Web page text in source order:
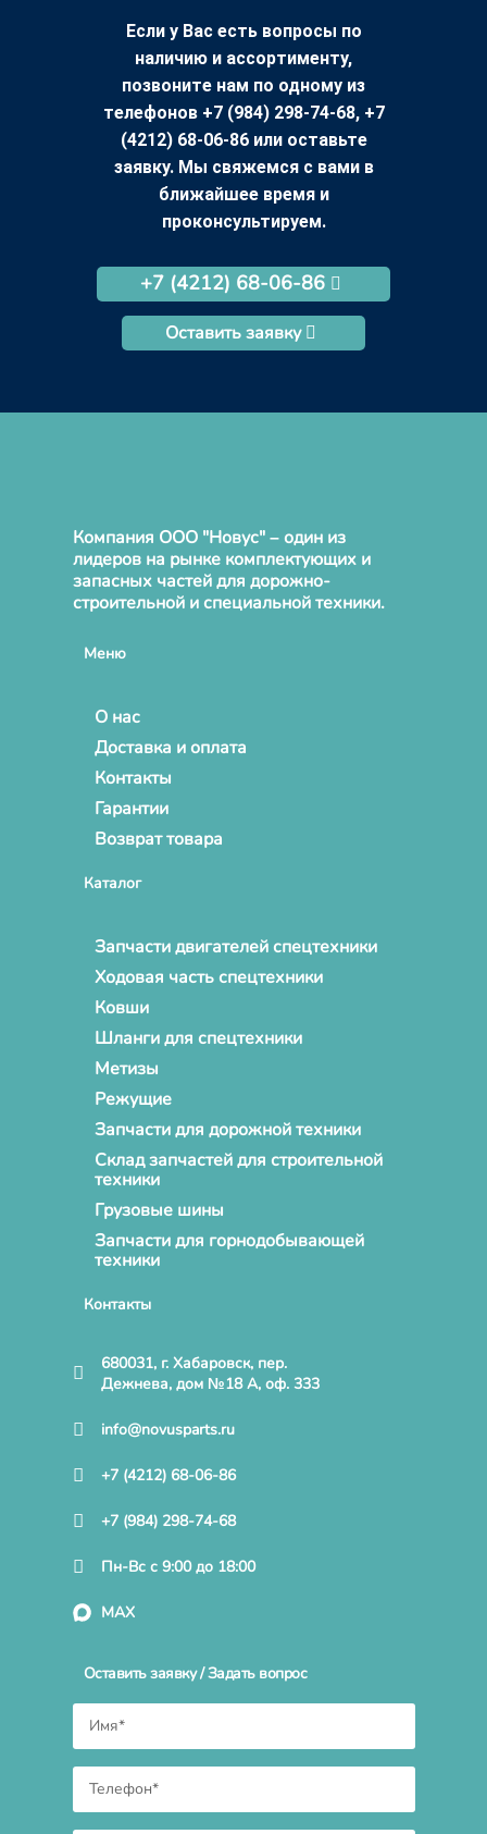
Если у Вас есть вопросы по
наличию и ассортименту,
позвоните нам по одному из
телефонов +7 (984) 298-74-68, +7
(4212) 68-06-86 или оставьте
заявку. Мы свяжемся с вами в
ближайшее время и
проконсультируем.
+7 (4212) 68-06-86
Оставить заявку
Компания ООО "Новус" – один из
лидеров на рынке комплектующих и
запасных частей для дорожно-
строительной и специальной техники.
Меню
О нас
Доставка и оплата
Контакты
Гарантии
Возврат товара
Каталог
Запчасти двигателей спецтехники
Ходовая часть спецтехники
Ковши
Шланги для спецтехники
Метизы
Режущие
Запчасти для дорожной техники
Склад запчастей для строительной
техники
Грузовые шины
Запчасти для горнодобывающей
техники
Контакты
680031, г. Хабаровск, пер.
Дежнева, дом №18 А, оф. 333
info@novusparts.ru
+7 (4212) 68-06-86
+7 (984) 298-74-68
Пн-Вс с 9:00 до 18:00
MAX
Оставить заявку / Задать вопрос